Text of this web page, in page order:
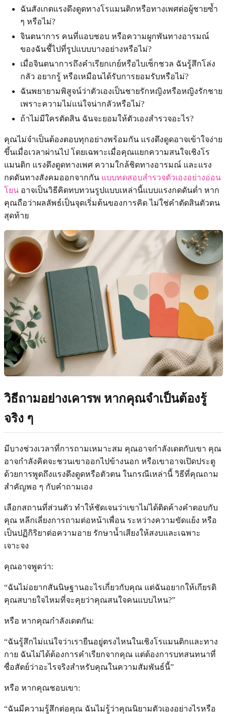
ฉันสังเกตแรงดึงดูดทางโรแมนติกหรือทางเพศต่อผู้ชายซ้ำ
ๆ หรือไม่?
จินตนาการ คนที่แอบชอบ หรือความผูกพันทางอารมณ์
ของฉันชี้ไปที่รูปแบบบางอย่างหรือไม่?
เมื่อจินตนาการถึงคำเรียกเกย์หรือไบเซ็กชวล ฉันรู้สึกโล่ง
กลัว อยากรู้ หรือเหมือนได้รับการยอมรับหรือไม่?
ฉันพยายามพิสูจน์ว่าตัวเองเป็นชายรักหญิงหรือหญิงรักชาย
เพราะความไม่แน่ใจน่ากลัวหรือไม่?
ถ้าไม่มีใครตัดสิน ฉันจะยอมให้ตัวเองสำรวจอะไร?
คุณไม่จำเป็นต้องตอบทุกอย่างพร้อมกัน แรงดึงดูดอาจเข้าใจง่าย
ขึ้นเมื่อเวลาผ่านไป โดยเฉพาะเมื่อคุณแยกความสนใจเชิงโร
แมนติก แรงดึงดูดทางเพศ ความใกล้ชิดทางอารมณ์ และแรง
กดดันทางสังคมออกจากกัน แบบทดสอบสำรวจตัวเองอย่างอ่อน
โยน อาจเป็นวิธีคิดทบทวนรูปแบบเหล่านี้แบบแรงกดดันต่ำ หาก
คุณถือว่าผลลัพธ์เป็นจุดเริ่มต้นของการคิด ไม่ใช่คำตัดสินตัวตน
สุดท้าย
วิธีถามอย่างเคารพ หากคุณจำเป็นต้องรู้
จริง ๆ
มีบางช่วงเวลาที่การถามเหมาะสม คุณอาจกำลังเดตกับเขา คุณ
อาจกำลังคิดจะชวนเขาออกไปข้างนอก หรือเขาอาจเปิดประตู
ด้วยการพูดถึงแรงดึงดูดหรือตัวตน ในกรณีเหล่านี้ วิธีที่คุณถาม
สำคัญพอ ๆ กับคำถามเอง
เลือกสถานที่ส่วนตัว ทำให้ชัดเจนว่าเขาไม่ได้ติดค้างคำตอบกับ
คุณ หลีกเลี่ยงการถามต่อหน้าเพื่อน ระหว่างความขัดแย้ง หรือ
เป็นปฏิกิริยาต่อความอาย รักษาน้ำเสียงให้สงบและเฉพาะ
เจาะจง
คุณอาจพูดว่า:
“ฉันไม่อยากสันนิษฐานอะไรเกี่ยวกับคุณ แต่ฉันอยากให้เกียรติ
คุณสบายใจไหมที่จะคุยว่าคุณสนใจคนแบบไหน?”
หรือ หากคุณกำลังเดตกัน:
“ฉันรู้สึกไม่แน่ใจว่าเรายืนอยู่ตรงไหนในเชิงโรแมนติกและทาง
กาย ฉันไม่ได้ต้องการคำเรียกจากคุณ แต่ต้องการบทสนทนาที่
ซื่อสัตย์ว่าอะไรจริงสำหรับคุณในความสัมพันธ์นี้”
หรือ หากคุณชอบเขา:
“ฉันมีความรู้สึกต่อคุณ ฉันไม่รู้ว่าคุณนิยามตัวเองอย่างไรหรือ